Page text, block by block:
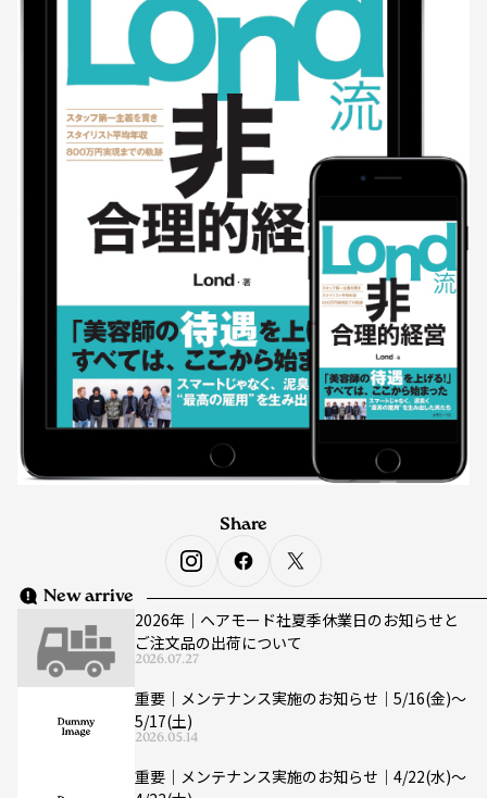
New arrive
2026年｜ヘアモード社夏季休業日のお知らせと
ご注文品の出荷について
2026.07.27
重要｜メンテナンス実施のお知らせ｜5/16(金)〜
5/17(土)
2026.05.14
重要｜メンテナンス実施のお知らせ｜4/22(水)〜
Share